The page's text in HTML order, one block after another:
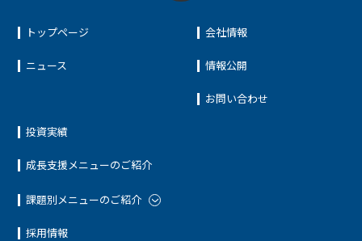
トップページ
ニュース
投資実績
成長支援メニューのご紹介
課題別メニューのご紹介
採用情報
会社情報
情報公開
お問い合わせ